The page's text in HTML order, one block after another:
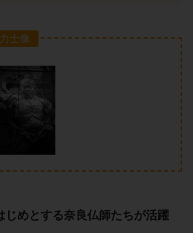
士像
じめとする奈良仏師たちが活躍